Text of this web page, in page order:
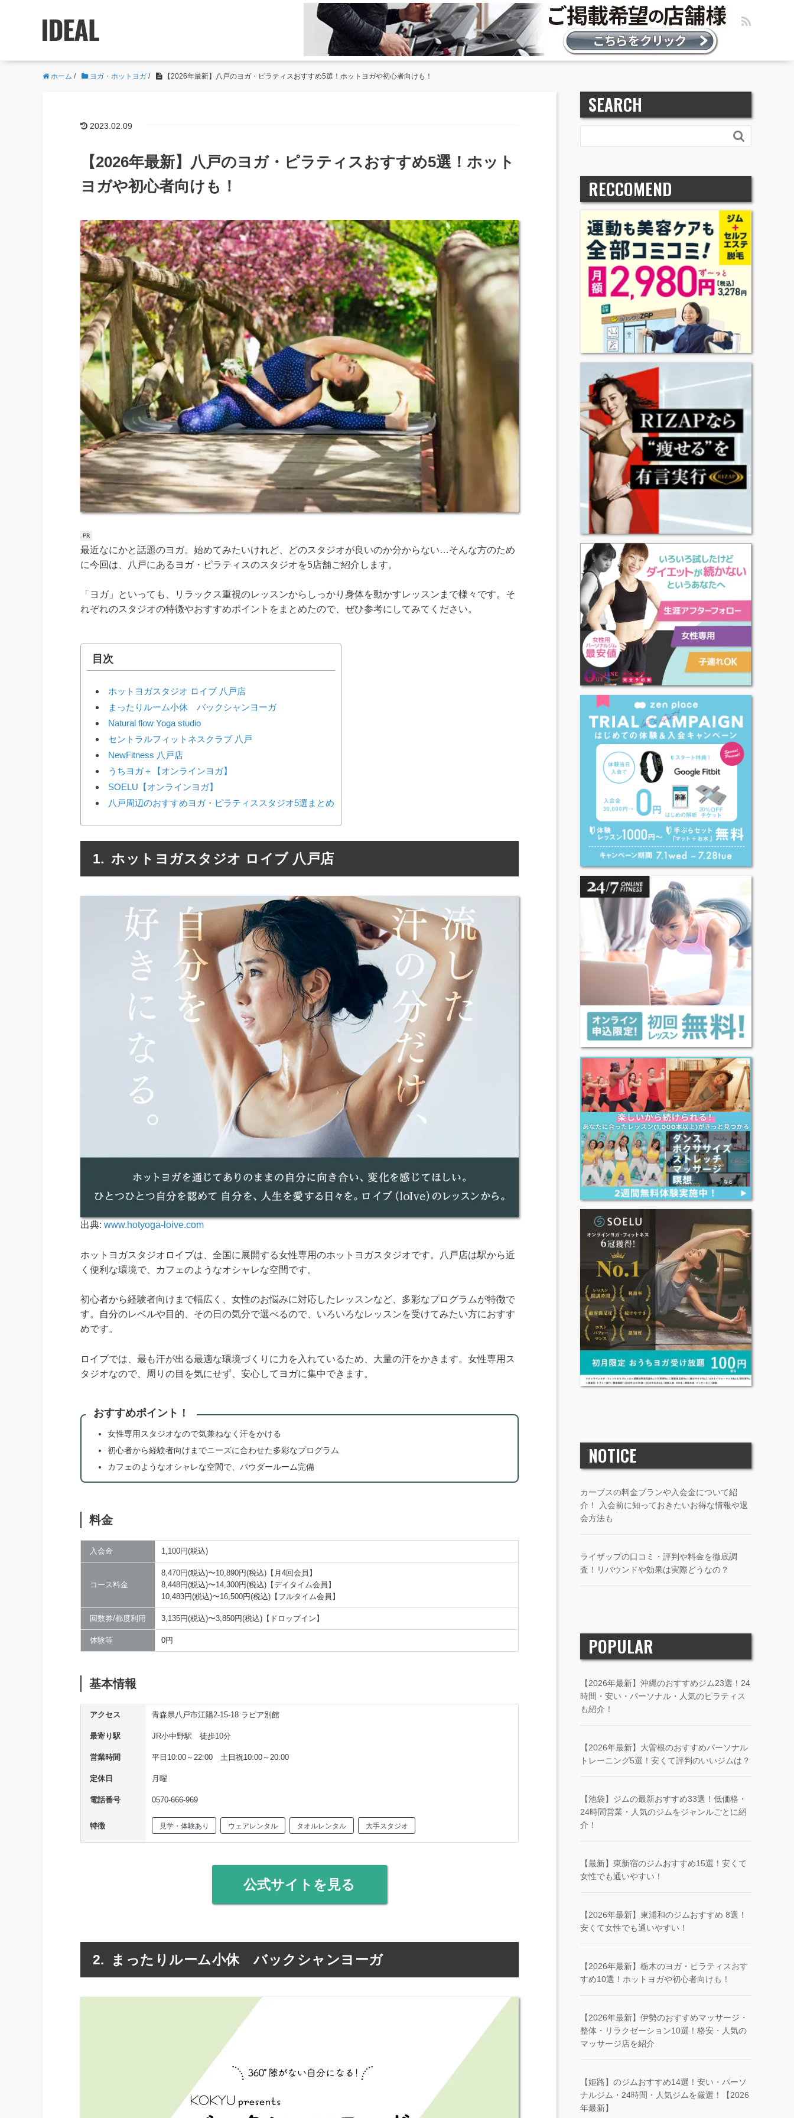
ホーム / ヨガ・ホットヨガ / 【2026年最新】八戸のヨガ・ピラティスおすすめ5選！ホットヨガや初心者向けも！
2023.02.09
【2026年最新】八戸のヨガ・ピラティスおすすめ5選！ホット
ヨガや初心者向けも！
最近なにかと話題のヨガ。始めてみたいけれど、どのスタジオが良いのか分からない…そんな方のため
に今回は、八戸にあるヨガ・ピラティスのスタジオを5店舗ご紹介します。
「ヨガ」といっても、リラックス重視のレッスンからしっかり身体を動かすレッスンまで様々です。そ
れぞれのスタジオの特徴やおすすめポイントをまとめたので、ぜひ参考にしてみてください。
目次
ホットヨガスタジオ ロイブ 八戸店
まったりルーム小休 バックシャンヨーガ
Natural flow Yoga studio
セントラルフィットネスクラブ 八戸
NewFitness 八戸店
うちヨガ＋【オンラインヨガ】
SOELU【オンラインヨガ】
八戸周辺のおすすめヨガ・ピラティススタジオ5選まとめ
ホットヨガスタジオ ロイブ 八戸店
出典: www.hotyoga-loive.com
ホットヨガスタジオロイブは、全国に展開する女性専用のホットヨガスタジオです。八戸店は駅から近
く便利な環境で、カフェのようなオシャレな空間です。
初心者から経験者向けまで幅広く、女性のお悩みに対応したレッスンなど、多彩なプログラムが特徴で
す。自分のレベルや目的、その日の気分で選べるので、いろいろなレッスンを受けてみたい方におすす
めです。
ロイブでは、最も汗が出る最適な環境づくりに力を入れているため、大量の汗をかきます。女性専用ス
タジオなので、周りの目を気にせず、安心してヨガに集中できます。
おすすめポイント！
女性専用スタジオなので気兼ねなく汗をかける
初心者から経験者向けまでニーズに合わせた多彩なプログラム
カフェのようなオシャレな空間で、パウダールーム完備
料金
入会金 1,100円(税込)
コース料金
8,470円(税込)〜10,890円(税込)【月4回会員】
8,448円(税込)〜14,300円(税込)【デイタイム会員】
10,483円(税込)〜16,500円(税込)【フルタイム会員】
回数券/都度利用 3,135円(税込)〜3,850円(税込)【ドロップイン】
体験等 0円
基本情報
アクセス 青森県八戸市江陽2-15-18 ラピア別館
最寄り駅 JR小中野駅 徒歩10分
営業時間 平日10:00～22:00 土日祝10:00～20:00
定休日 月曜
電話番号 0570-666-969
特徴 見学・体験あり ウェアレンタル タオルレンタル 大手スタジオ
公式サイトを見る
まったりルーム小休 バックシャンヨーガ
SEARCH

RECCOMEND
NOTICE
カーブスの料金プランや入会金について紹
介！ 入会前に知っておきたいお得な情報や退
会方法も
ライザップの口コミ・評判や料金を徹底調
査！リバウンドや効果は実際どうなの？
POPULAR
【2026年最新】沖縄のおすすめジム23選！24
時間・安い・パーソナル・人気のピラティス
も紹介！
【2026年最新】大曽根のおすすめパーソナル
トレーニング5選！安くて評判のいいジムは？
【池袋】ジムの最新おすすめ33選！低価格・
24時間営業・人気のジムをジャンルごとに紹
介！
【最新】東新宿のジムおすすめ15選！安くて
女性でも通いやすい！
【2026年最新】東浦和のジムおすすめ 8選！
安くて女性でも通いやすい！
【2026年最新】栃木のヨガ・ピラティスおす
すめ10選！ホットヨガや初心者向けも！
【2026年最新】伊勢のおすすめマッサージ・
整体・リラクゼーション10選！格安・人気の
マッサージ店を紹介
【姫路】のジムおすすめ14選！安い・パーソ
ナルジム・24時間・人気ジムを厳選！【2026
年最新】